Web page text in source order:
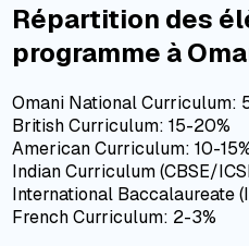
Répartition des
programme à
Omani National Curriculum:
British Curriculum: 15-20%
American Curriculum: 10-
Indian Curriculum (CBSE/
International Baccalaureate
French Curriculum: 2-3%